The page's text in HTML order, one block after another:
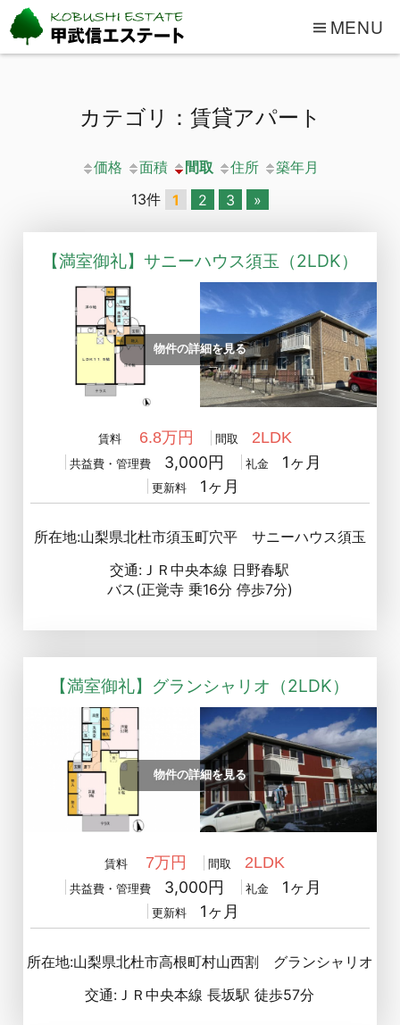
MENU
カテゴリ：賃貸アパート
価格 面積 間取 住所
築年月
13件
1 2 3 »
【満室御礼】サニーハウス須玉（2LDK）
物件の詳細を見る
賃料 6.8万円 間取 2LDK
共益費・管理費 3,000円 礼金 1ヶ月
更新料 1ヶ月
所在地:山梨県北杜市須玉町穴平 サニーハウス須玉
交通:ＪＲ中央本線 日野春駅
バス(正覚寺 乗16分 停歩7分)
【満室御礼】グランシャリオ（2LDK）
物件の詳細を見る
賃料 7万円 間取 2LDK
共益費・管理費 3,000円 礼金 1ヶ月
更新料 1ヶ月
所在地:山梨県北杜市高根町村山西割 グランシャリオ
交通:ＪＲ中央本線 長坂駅 徒歩57分